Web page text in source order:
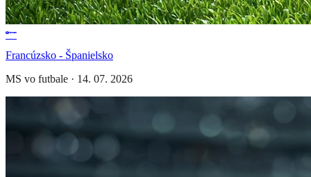
Francúzsko - Španielsko
MS vo futbale · 14. 07. 2026